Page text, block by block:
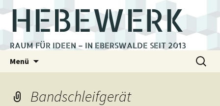
HEBEWERK
RAUM FÜR IDEEN – IN EBERSWALDE SEIT 2013
Menü
Suchen
nach:
Bandschleifgerät